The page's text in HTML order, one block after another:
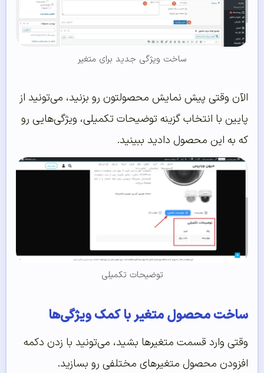
ساخت ویژگی جدید برای متغیر
الآن وقتی پیش نمایش محصولتون رو بزنید، می‌تونید از
پایین با انتخاب گزینه توضیحات تکمیلی،‌ ویژگی‌هایی رو
که به این محصول دادید ببینید.
توضیحات تکمیلی
ساخت محصول متغیر با کمک ویژگی‌ها
وقتی وارد قسمت متغیرها بشید، می‌تونید با زدن دکمه
افزودن محصول متغیرهای مختلفی رو بسازید.